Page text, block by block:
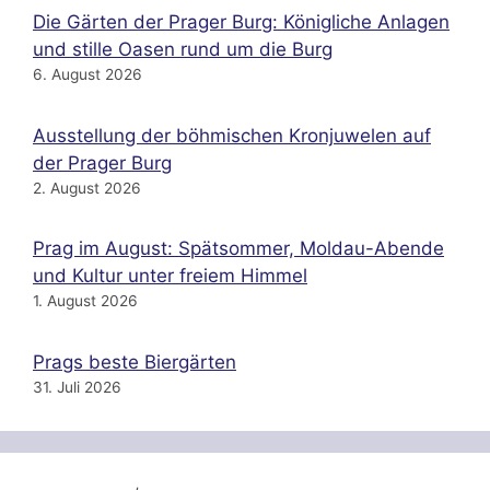
Die Gärten der Prager Burg: Königliche Anlagen
und stille Oasen rund um die Burg
6. August 2026
Ausstellung der böhmischen Kronjuwelen auf
der Prager Burg
2. August 2026
Prag im August: Spätsommer, Moldau-Abende
und Kultur unter freiem Himmel
1. August 2026
Prags beste Biergärten
31. Juli 2026